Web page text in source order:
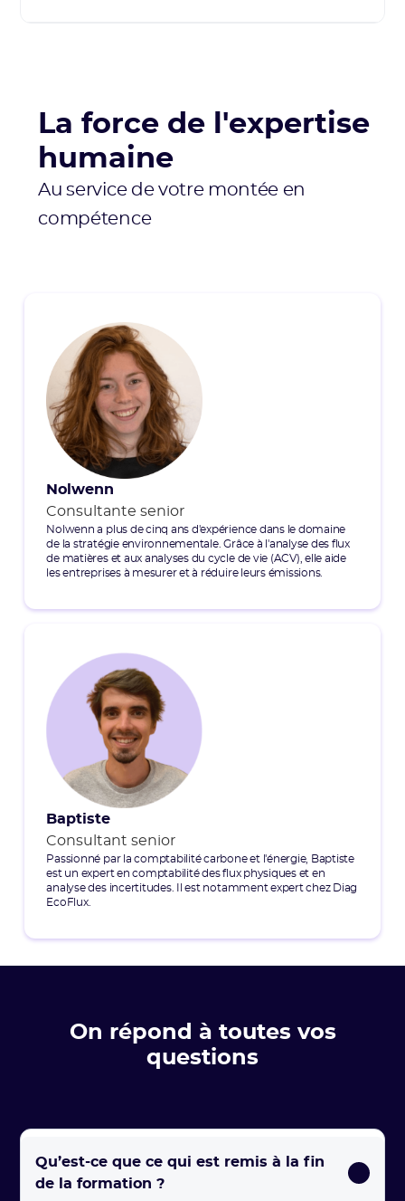
La force de l'expertise
humaine
Au service de votre montée en
compétence
Nolwenn
Consultante senior
Nolwenn a plus de cinq ans d'expérience dans le domaine
de la stratégie environnementale. Grâce à l'analyse des flux
de matières et aux analyses du cycle de vie (ACV), elle aide
les entreprises à mesurer et à réduire leurs émissions.
Baptiste
Consultant senior
Passionné par la comptabilité carbone et l'énergie, Baptiste
est un expert en comptabilité des flux physiques et en
analyse des incertitudes. Il est notamment expert chez Diag
EcoFlux.
On répond à toutes vos
questions
Qu’est-ce que ce qui est remis à la fin
de la formation ?